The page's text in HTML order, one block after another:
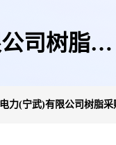
司树脂采
力(宁武)有限公司树脂采